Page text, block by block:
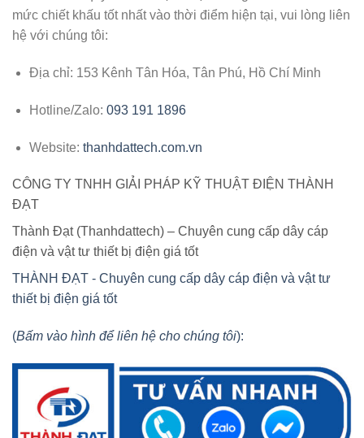
mức chiết khấu tốt nhất vào thời điểm hiện tại, vui lòng liên
hệ với chúng tôi:
Địa chỉ: 153 Kênh Tân Hóa, Tân Phú, Hồ Chí Minh
Hotline/Zalo: 093 191 1896
Website: thanhdattech.com.vn
CÔNG TY TNHH GIẢI PHÁP KỸ THUẬT ĐIỆN THÀNH
ĐẠT
Thành Đạt (Thanhdattech) – Chuyên cung cấp dây cáp
điện và vật tư thiết bị điện giá tốt
THÀNH ĐẠT - Chuyên cung cấp dây cáp điện và vật tư
thiết bị điện giá tốt
(Bấm vào hình để liên hệ cho chúng tôi):